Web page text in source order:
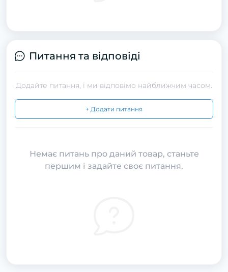
Питання та відповіді
Додайте питання, і ми відповімо найближчим часом.
+ Додати питання
Немає питань про даний товар, станьте
першим і задайте своє питання.